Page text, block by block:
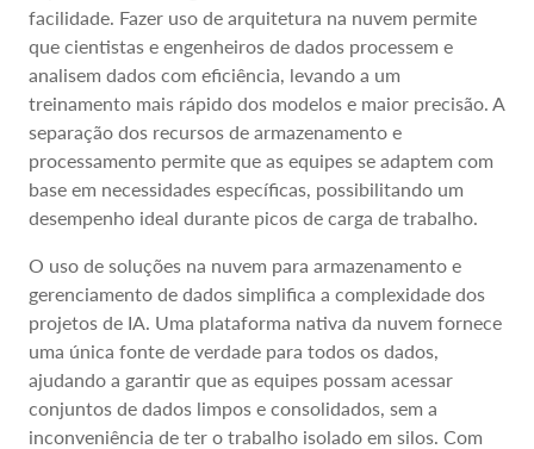
facilidade. Fazer uso de arquitetura na nuvem permite
que cientistas e engenheiros de dados processem e
analisem dados com eficiência, levando a um
treinamento mais rápido dos modelos e maior precisão. A
separação dos recursos de armazenamento e
processamento permite que as equipes se adaptem com
base em necessidades específicas, possibilitando um
desempenho ideal durante picos de carga de trabalho.
O uso de soluções na nuvem para armazenamento e
gerenciamento de dados simplifica a complexidade dos
projetos de IA. Uma plataforma nativa da nuvem fornece
uma única fonte de verdade para todos os dados,
ajudando a garantir que as equipes possam acessar
conjuntos de dados limpos e consolidados, sem a
inconveniência de ter o trabalho isolado em silos. Com